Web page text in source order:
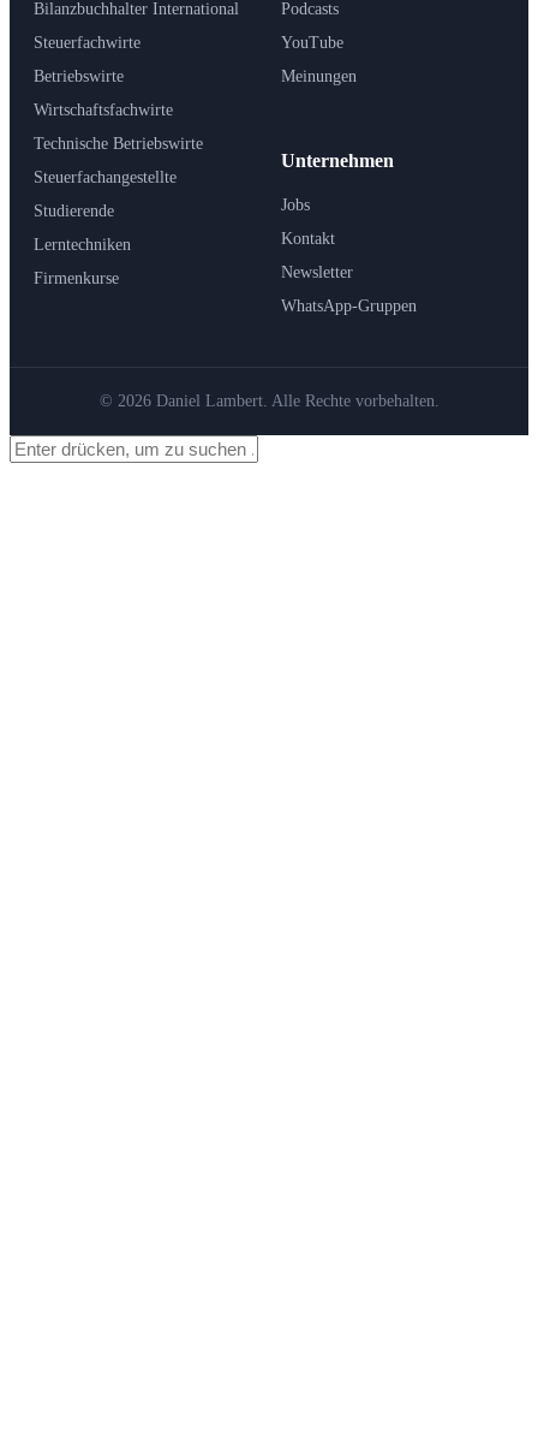
Bilanzbuchhalter International
Steuerfachwirte
Betriebswirte
Wirtschaftsfachwirte
Technische Betriebswirte
Steuerfachangestellte
Studierende
Lerntechniken
Firmenkurse
Podcasts
YouTube
Meinungen
Unternehmen
Jobs
Kontakt
Newsletter
WhatsApp-Gruppen
© 2026 Daniel Lambert. Alle Rechte vorbehalten.